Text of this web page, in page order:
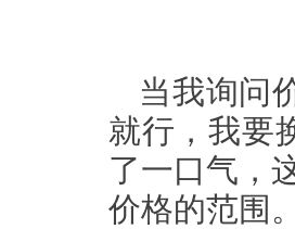
当我询问
就行，我要
了一口气，
价格的范围